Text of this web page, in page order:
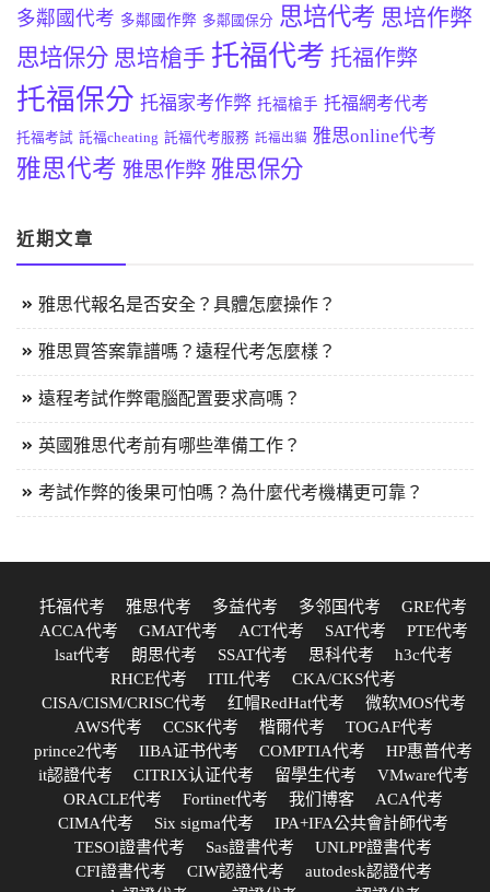
多鄰國代考 多鄰國作弊 多鄰國保分 思培代考 思培作弊
思培保分 思培槍手 托福代考 托福作弊
托福保分 托福家考作弊 托福槍手 托福網考代考
托福考試 託福cheating 託福代考服務 託福出貓 雅思online代考
雅思代考 雅思作弊 雅思保分
近期文章
雅思代報名是否安全？具體怎麼操作？
雅思買答案靠譜嗎？遠程代考怎麼樣？
遠程考試作弊電腦配置要求高嗎？
英國雅思代考前有哪些準備工作？
考試作弊的後果可怕嗎？為什麼代考機構更可靠？
托福代考 雅思代考 多益代考 多邻国代考
GRE代考
ACCA代考
GMAT代考 ACT代考 SAT代考
PTE代考
lsat代考
朗思代考 SSAT代考 思科代考
h3c代考
RHCE代考
ITIL代考
CKA/CKS代考
CISA/CISM/CRISC代考
红帽RedHat代考
微软MOS代考
AWS代考
CCSK代考 楷爾代考
TOGAF代考
prince2代考
IIBA证书代考 COMPTIA代考
HP惠普代考
it認證代考
CITRIX认证代考 留學生代考
VMware代考
ORACLE代考
Fortinet代考 我们博客
ACA代考
CIMA代考
Six sigma代考
IPA+IFA公共會計師代考
TESOl證書代考
Sas證書代考
UNLPP證書代考
CFI證書代考
CIW認證代考
autodesk認證代考